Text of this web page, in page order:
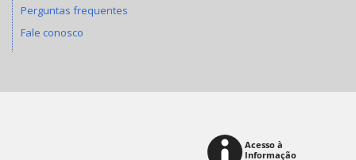
Perguntas frequentes
Fale conosco